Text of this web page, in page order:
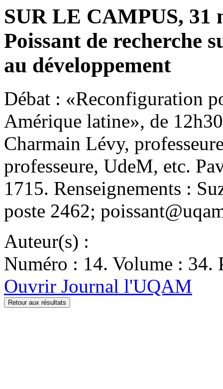
SUR LE CAMPUS, 31
Poissant de recherche
au développement
Débat : «Reconfiguration
Amérique latine», de
Charmain Lévy,
professeure, UdeM, etc.
1715. Renseignements :
poste 2462;
Auteur(s) :
Numéro : 14. Volume : 34.
Ouvrir Journal l'UQAM
Retour aux résultats